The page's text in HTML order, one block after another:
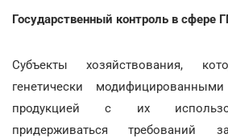
Государственный контроль в сфере
Субъекты хозяйствования,
генетически
продукцией с их
придерживаться требований